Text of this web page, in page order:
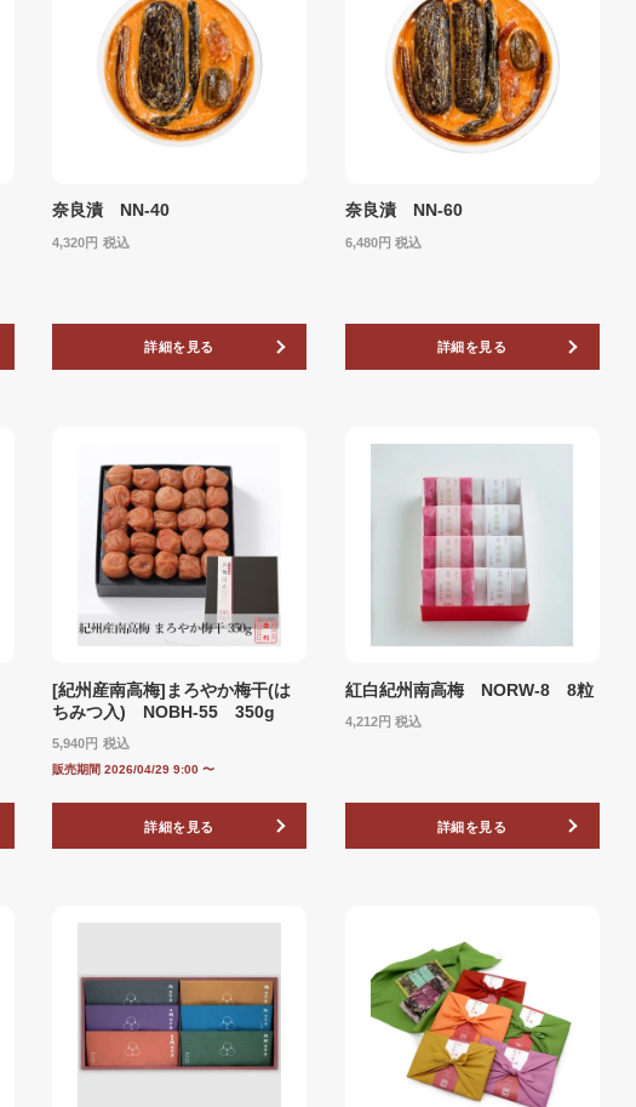
奈良漬 NN-40
4,320 税込
詳細を見る
奈良漬 NN-60
6,480 税込
詳細を見る
[紀州産南高梅]まろやか梅干(は
ちみつ入) NOBH‐55 350g
5,940 税込
販売期間 2026/04/29 9:00 〜
詳細を見る
紅白紀州南高梅 NORW-8 8粒
4,212 税込
詳細を見る